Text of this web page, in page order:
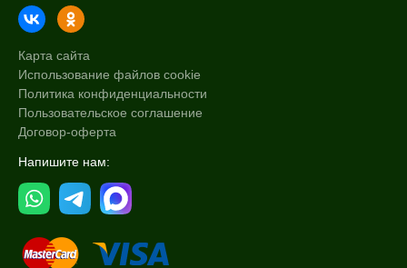
Карта сайта
Использование файлов cookie
Политика конфиденциальности
Пользовательское соглашение
Договор-оферта
Напишите нам: